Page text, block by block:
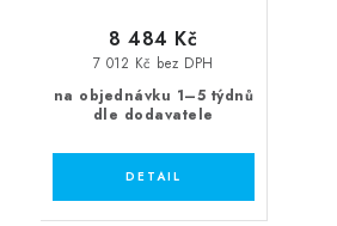
na objednávku 1–5 týdnů
dle dodavatele
7 012 Kč bez DPH
8 484 Kč